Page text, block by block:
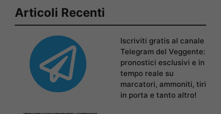
Articoli Recenti
Iscriviti gratis al canale
Telegram del Veggente:
pronostici esclusivi e in
tempo reale su
marcatori, ammoniti, tiri
in porta e tanto altro!